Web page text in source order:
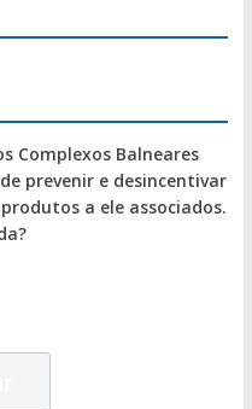
Complexos Balneares
prevenir e desincentivar
a ele associados.